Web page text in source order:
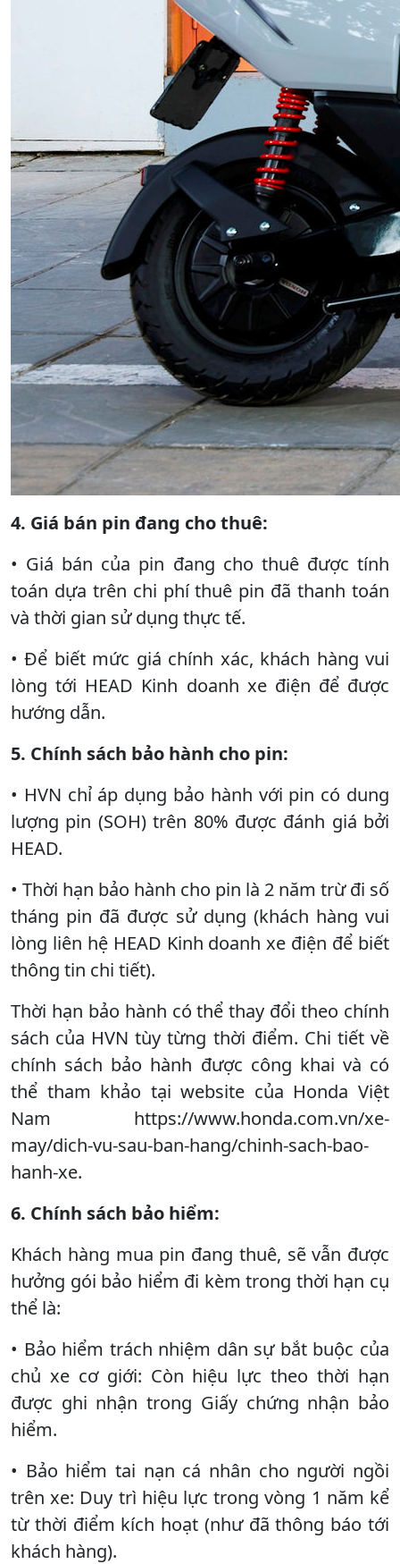
4. Giá bán pin đang cho thuê:
• Giá bán của pin đang cho thuê được tính
toán dựa trên chi phí thuê pin đã thanh toán
và thời gian sử dụng thực tế.
• Để biết mức giá chính xác, khách hàng vui
lòng tới HEAD Kinh doanh xe điện để được
hướng dẫn.
5. Chính sách bảo hành cho pin:
• HVN chỉ áp dụng bảo hành với pin có dung
lượng pin (SOH) trên 80% được đánh giá bởi
HEAD.
• Thời hạn bảo hành cho pin là 2 năm trừ đi số
tháng pin đã được sử dụng (khách hàng vui
lòng liên hệ HEAD Kinh doanh xe điện để biết
thông tin chi tiết).
Thời hạn bảo hành có thể thay đổi theo chính
sách của HVN tùy từng thời điểm. Chi tiết về
chính sách bảo hành được công khai và có
thể tham khảo tại website của Honda Việt
Nam https://www.honda.com.vn/xe-
may/dich-vu-sau-ban-hang/chinh-sach-bao-
hanh-xe.
6. Chính sách bảo hiểm:
Khách hàng mua pin đang thuê, sẽ vẫn được
hưởng gói bảo hiểm đi kèm trong thời hạn cụ
thể là:
• Bảo hiểm trách nhiệm dân sự bắt buộc của
chủ xe cơ giới: Còn hiệu lực theo thời hạn
được ghi nhận trong Giấy chứng nhận bảo
hiểm.
• Bảo hiểm tai nạn cá nhân cho người ngồi
trên xe: Duy trì hiệu lực trong vòng 1 năm kể
từ thời điểm kích hoạt (như đã thông báo tới
khách hàng).